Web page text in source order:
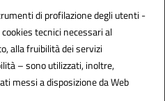
di profilazione degli utenti -
tecnici necessari al
alla fruibilità dei servizi
– sono utilizzati, inoltre,
messi a disposizione da Web
(IPA): istsc_bsis01800p